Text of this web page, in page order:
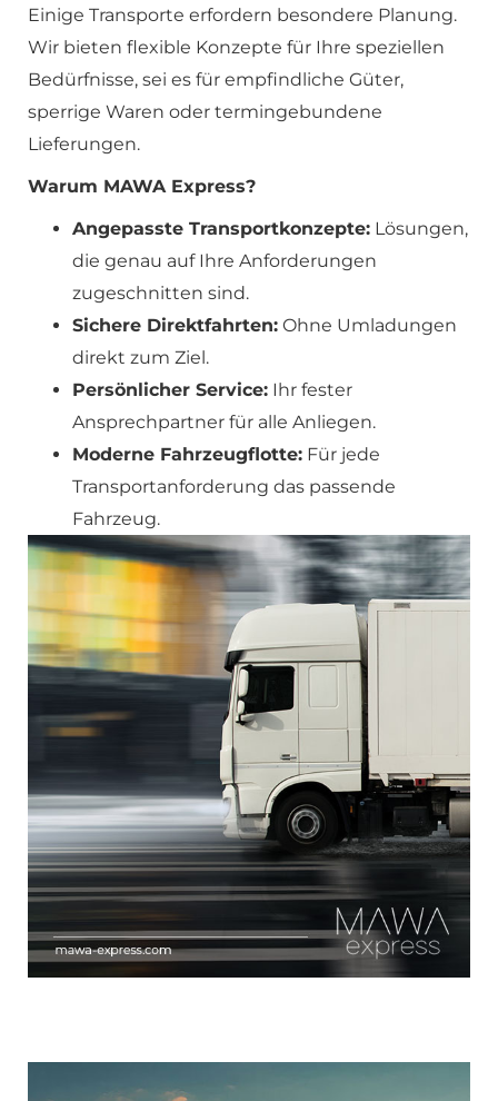
Einige Transporte erfordern besondere Planung.
Wir bieten flexible Konzepte für Ihre speziellen
Bedürfnisse, sei es für empfindliche Güter,
sperrige Waren oder termingebundene
Lieferungen.
Warum MAWA Express?
Angepasste Transportkonzepte: Lösungen,
die genau auf Ihre Anforderungen
zugeschnitten sind.
Sichere Direktfahrten: Ohne Umladungen
direkt zum Ziel.
Persönlicher Service: Ihr fester
Ansprechpartner für alle Anliegen.
Moderne Fahrzeugflotte: Für jede
Transportanforderung das passende
Fahrzeug.